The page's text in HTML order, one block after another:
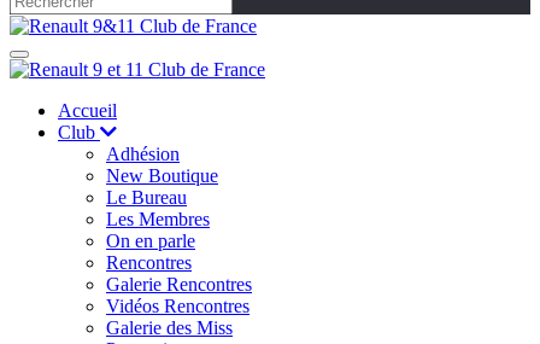
Accueil
Club
Adhésion
New Boutique
Le Bureau
Les Membres
On en parle
Rencontres
Galerie Rencontres
Vidéos Rencontres
Galerie des Miss